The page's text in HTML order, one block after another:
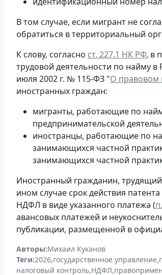
В том случае, если мигрант не
обратиться в территориальный
К слову, согласно ст. 227.1 НК РФ, в
трудовой деятельности по найму
июля 2002 г. № 115-ФЗ "О правовом
иностранных граждан:
мигранты, работающие по
предпринимательской
иностранцы, работающие по
занимающихся частной
занимающихся частной
Иностранный гражданин,
ином случае срок действия
НДФЛ в виде указанного платежа (
авансовых платежей и
публикации, размещенной в
Авторы:Михаил Куканов
Теги:2026,государственное управление,
налоговый контроль,НДФЛ,